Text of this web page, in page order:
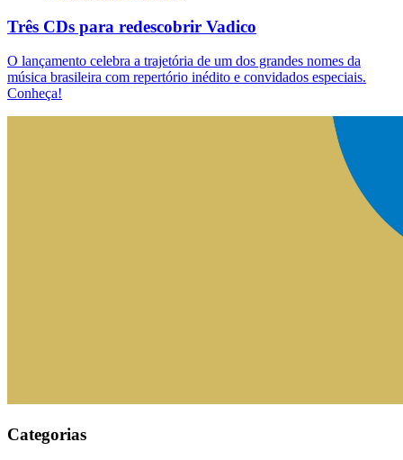
Três CDs para redescobrir Vadico
O lançamento celebra a trajetória de um dos grandes nomes da
música brasileira com repertório inédito e convidados especiais.
Conheça!
Categorias